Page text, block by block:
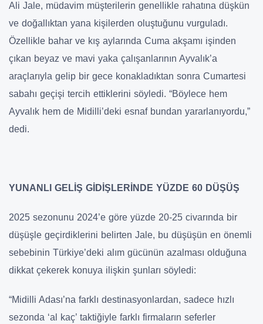
Ali Jale, müdavim müşterilerin genellikle rahatına düşkün
ve doğallıktan yana kişilerden oluştuğunu vurguladı.
Özellikle bahar ve kış aylarında Cuma akşamı işinden
çıkan beyaz ve mavi yaka çalışanlarının Ayvalık’a
araçlarıyla gelip bir gece konakladıktan sonra Cumartesi
sabahı geçişi tercih ettiklerini söyledi. “Böylece hem
Ayvalık hem de Midilli’deki esnaf bundan yararlanıyordu,”
dedi.
YUNANLI GELİŞ GİDİŞLERİNDE YÜZDE 60 DÜŞÜŞ
2025 sezonunu 2024’e göre yüzde 20-25 civarında bir
düşüşle geçirdiklerini belirten Jale, bu düşüşün en önemli
sebebinin Türkiye’deki alım gücünün azalması olduğuna
dikkat çekerek konuya ilişkin şunları söyledi:
“Midilli Adası’na farklı destinasyonlardan, sadece hızlı
sezonda ‘al kaç’ taktiğiyle farklı firmaların seferler